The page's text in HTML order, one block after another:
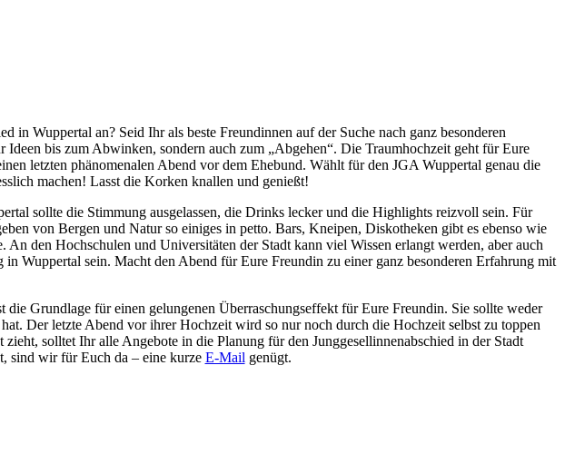
in Wuppertal an? Seid Ihr als beste Freundinnen auf der Suche nach ganz besonderen
bis zum Abwinken, sondern auch zum „Abgehen“. Die Traumhochzeit geht für Eure
letzten phänomenalen Abend vor dem Ehebund. Wählt für den JGA Wuppertal genau die
machen! Lasst die Korken knallen und genießt!
sollte die Stimmung ausgelassen, die Drinks lecker und die Highlights reizvoll sein. Für
von Bergen und Natur so einiges in petto. Bars, Kneipen, Diskotheken gibt es ebenso wie
An den Hochschulen und Universitäten der Stadt kann viel Wissen erlangt werden, aber auch
Wuppertal sein. Macht den Abend für Eure Freundin zu einer ganz besonderen Erfahrung mit
Grundlage für einen gelungenen Überraschungseffekt für Eure Freundin. Sie sollte weder
Der letzte Abend vor ihrer Hochzeit wird so nur noch durch die Hochzeit selbst zu toppen
solltet Ihr alle Angebote in die Planung für den Junggesellinnenabschied in der Stadt
sind wir für Euch da – eine kurze E-Mail genügt.